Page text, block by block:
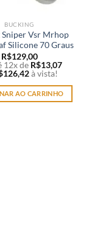
BUCKING
Sniper Vsr Mrhop
Silicone 70 Graus
R$129,00
12x de R$13,07
126,42 à vista!
AO CARRINHO